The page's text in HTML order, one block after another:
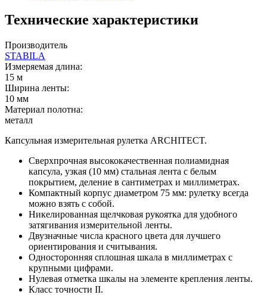
Технические характеристики
Производитель
STABILA
Измеряемая длина:
15 м
Ширина ленты:
10 мм
Материал полотна:
металл
Капсульная измерительная рулетка ARCHITECT.
Сверхпрочная высококачественная полиамидная
капсула, узкая (10 мм) стальная лента с белым
покрытием, деление в сантиметрах и миллиметрах.
Компактный корпус диаметром 75 мм: рулетку всегда
можно взять с собой.
Никелированная щелчковая рукоятка для удобного
затягивания измерительной ленты.
Двузначные числа красного цвета для лучшего
ориентирования и считывания.
Односторонняя сплошная шкала в миллиметрах с
крупными цифрами.
Нулевая отметка шкалы на элементе крепления ленты.
Класс точности II.